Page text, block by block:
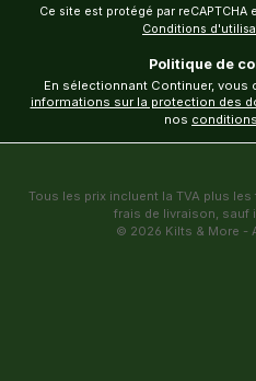
Ce site est protégé par reCAPTCHA
Conditions
Politique de
informations sur la protection des
nos
Tous les prix incluent la TVA plus les
frais de livraison, sauf
© 2026 Kilts & More -